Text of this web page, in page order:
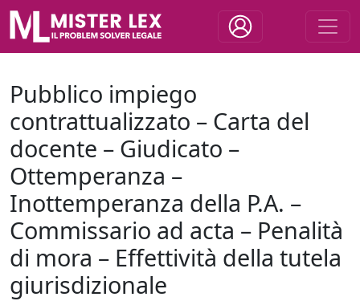
Pubblico impiego
contrattualizzato – Carta del
docente – Giudicato –
Ottemperanza –
Inottemperanza della P.A. –
Commissario ad acta – Penalità
di mora – Effettività della tutela
giurisdizionale